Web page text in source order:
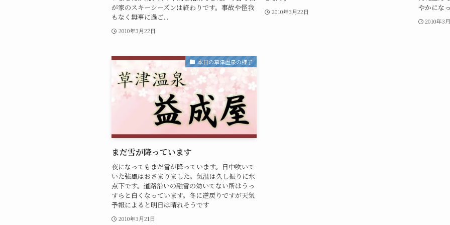
が家のスキーシーズンは終わりです。事故や怪我
もなく無事に過ご...
2010年3月22日
2010年3月22日
やかにな
2010年3
本日の草津温泉の様子
まだ雪が降っています
夜になってもまだ雪が降っています。日中吹いて
いた強風はおさまりました。気温は久し振りに氷
点下です。道路沿いの融雪の効いてない所はうっ
すらと白くなっています。冬に逆戻りですが天気
予報によると明日は晴れそうです
2010年3月21日